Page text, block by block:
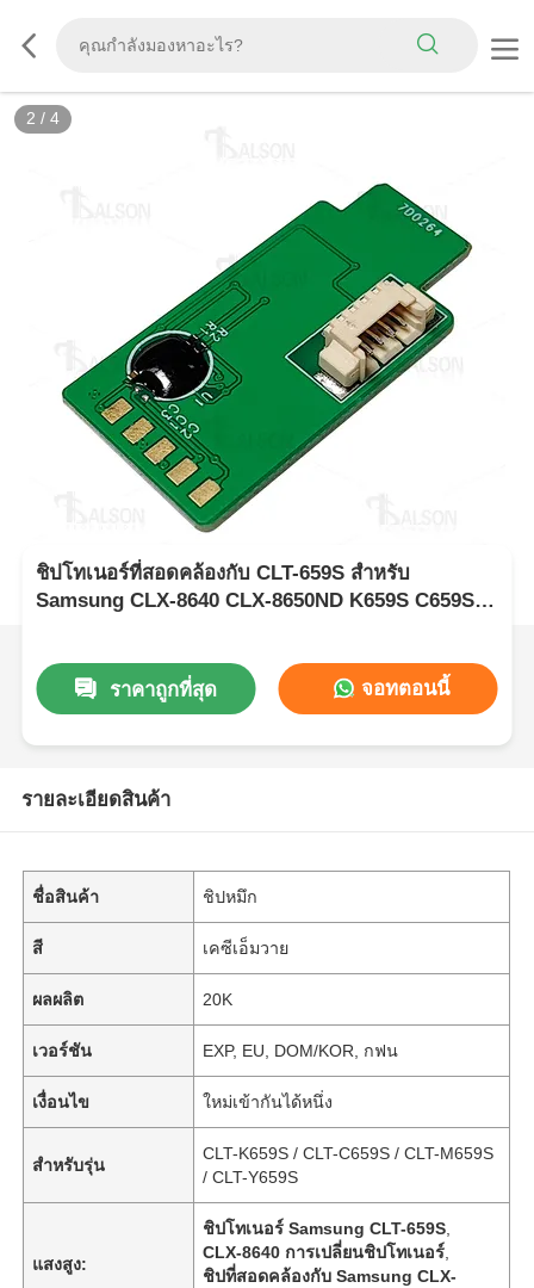
2 / 4
ชิปโทเนอร์ที่สอดคล้องกับ CLT-659S สําหรับ
Samsung CLX-8640 CLX-8650ND K659S C659S
ราคาถูกที่สุด จอทตอนนี้
รายละเอียดสินค้า
ชื่อสินค้า ชิปหมึก
สี เคซีเอ็มวาย
ผลผลิต 20K
เวอร์ชัน EXP, EU, DOM/KOR, กฟน
เงื่อนไข ใหม่เข้ากันได้หนึ่ง
สำหรับรุ่น
CLT-K659S / CLT-C659S / CLT-M659S
/ CLT-Y659S
แสงสูง:
ชิปโทเนอร์ Samsung CLT-659S
CLX-8640 การเปลี่ยนชิปโทเนอร์
ชิปที่สอดคล้องกับ Samsung CLX-